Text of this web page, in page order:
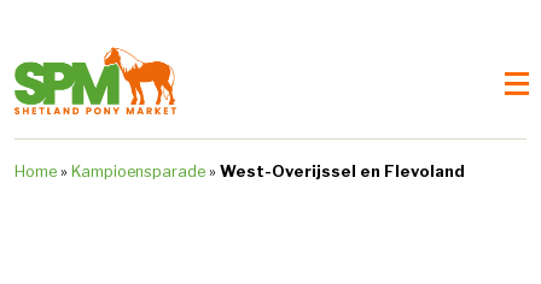
Home » Kampioensparade » West-Overijssel en Flevoland